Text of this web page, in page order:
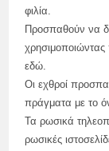
φιλία.
Προσπαθούν να
χρησιμοποιώντας
εδώ.
Οι εχθροί
πράγματα με το
Τα ρωσικά
ρωσικές